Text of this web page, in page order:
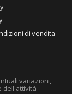
di vendita
variazioni,
dell'attività